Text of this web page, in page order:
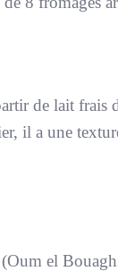
de lait frais
il a une
el